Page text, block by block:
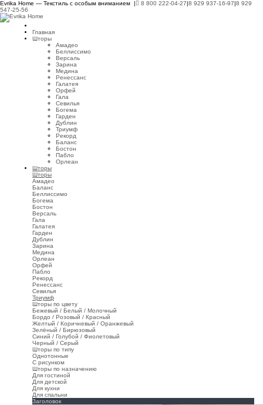
Evrika Home — Текстиль с особым вниманием | 8 800 222-04-27|8 929 937-16-97|8 929
547-25-56
Главная
Шторы
Амадео
Беллиссимо
Версаль
Зарина
Медина
Ренессанс
Галатея
Орфей
Гала
Севилья
Богема
Гарден
Дублин
Триумф
Рекорд
Баланс
Бостон
Пабло
Орлеан
Шторы
Шторы
Амадео
Баланс
Беллиссимо
Богема
Бостон
Версаль
Гала
Галатея
Гарден
Дублин
Зарина
Медина
Орлеан
Орфей
Пабло
Рекорд
Ренессанс
Севилья
Триумф
Шторы по цвету
Бежевый / Белый / Молочный
Бордо / Розовый / Красный
Желтый / Коричневый / Оранжевый
Зелёный / Бирюзовый
Синий / Голубой / Фиолетовый
Черный / Серый
Шторы по типу
Однотонные
С рисунком
Шторы по назначению
Для гостиной
Для детской
Для кухни
Для спальни
Заголовок